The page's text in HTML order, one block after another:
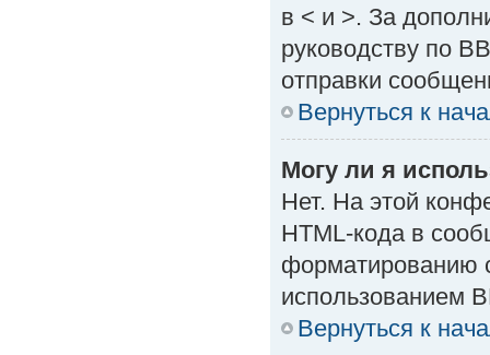
в < и >. За
руководству по
отправки
Вернуться к
Могу ли я
Нет. На этой
HTML-кода в
форматированию
использованием
Вернуться к